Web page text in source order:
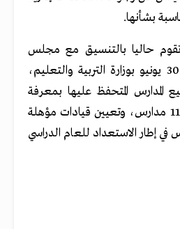
بشأنها.
حاليا بالتنسيق مع مجلس
إدارة مجموعة مدارس 30 يونيو بوزارة التربية والتعليم،
المدارس المتحفظ عليها بمعرفة
اللجنة والبالغ عددها 110 مدارس، وتعيين قيادات مؤهلة
في إطار الاستعداد للعام الدراسي